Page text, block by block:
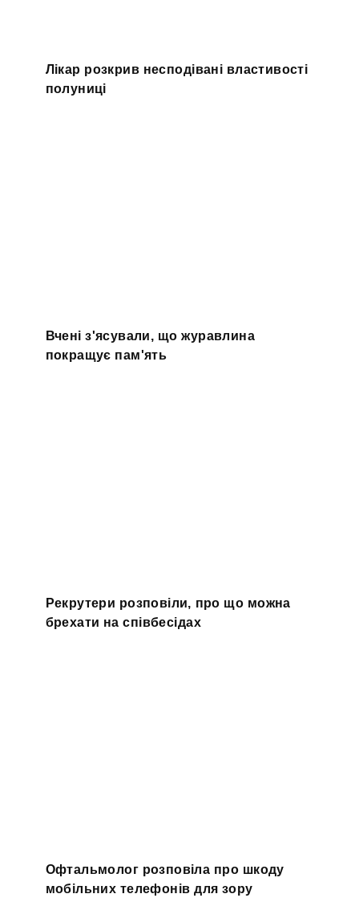
Лікар розкрив несподівані властивості
полуниці
Вчені з'ясували, що журавлина
покращує пам'ять
Рекрутери розповіли, про що можна
брехати на співбесідах
Офтальмолог розповіла про шкоду
мобільних телефонів для зору